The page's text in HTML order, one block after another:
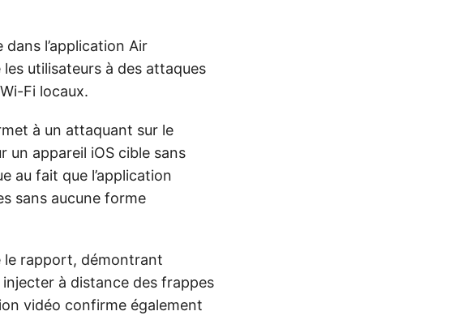
l’application Air
utilisateurs à des attaques
Fi locaux.
à un attaquant sur le
un appareil iOS cible sans
au fait que l’application
sans aucune forme
le rapport, démontrant
à distance des frappes
vidéo confirme également